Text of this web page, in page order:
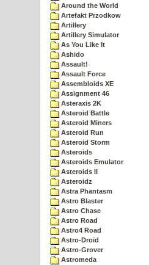
Around the World
Artefakt Przodkow
Artillery
Artillery Simulator
As You Like It
Ashido
Assault!
Assault Force
Assembloids XE
Assignment 46
Asteraxis 2K
Asteroid Battle
Asteroid Miners
Asteroid Run
Asteroid Storm
Asteroids
Asteroids Emulator
Asteroids II
Asteroidz
Astra Phantasm
Astro Blaster
Astro Chase
Astro Road
Astro4 Road
Astro-Droid
Astro-Grover
Astromeda